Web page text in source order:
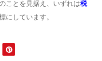
ことを見据え、いずれは税
にしています。